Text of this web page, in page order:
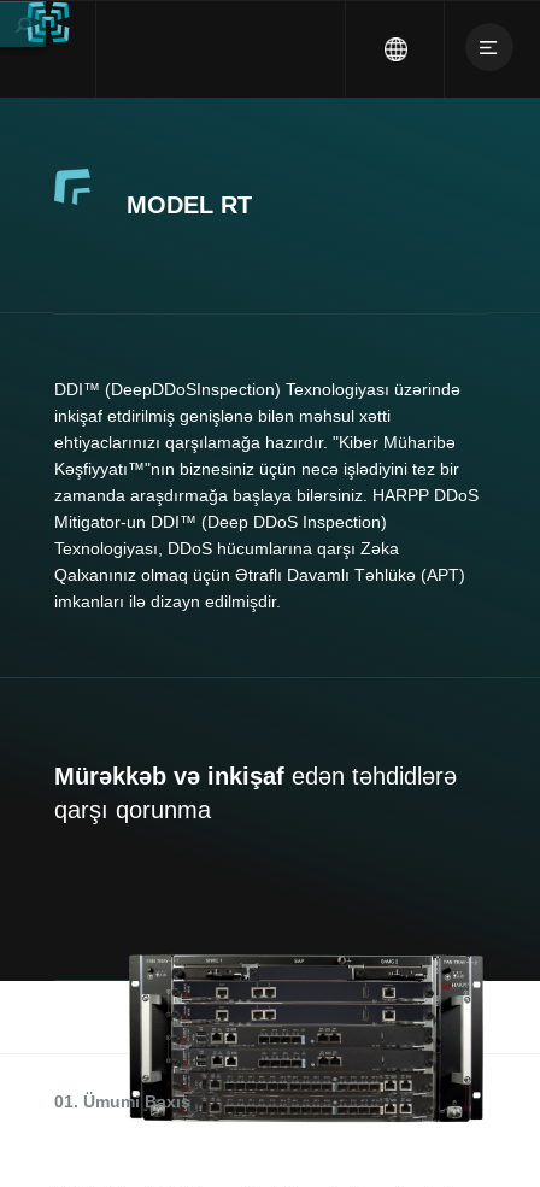
MODEL RT
DDI™ (DeepDDoSInspection) Texnologiyası üzərində
inkişaf etdirilmiş genişlənə bilən məhsul xətti
ehtiyaclarınızı qarşılamağa hazırdır. "Kiber Müharibə
Kəşfiyyatı™"nın biznesiniz üçün necə işlədiyini tez bir
zamanda araşdırmağa başlaya bilərsiniz. HARPP DDoS
Mitigator-un DDI™ (Deep DDoS Inspection)
Texnologiyası, DDoS hücumlarına qarşı Zəka
Qalxanınız olmaq üçün Ətraflı Davamlı Təhlükə (APT)
imkanları ilə dizayn edilmişdir.
Mürəkkəb və inkişaf edən təhdidlərə
qarşı qorunma
01. Ümumi Baxış